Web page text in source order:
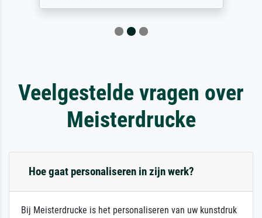
Veelgestelde vragen over
Meisterdrucke
Hoe gaat personaliseren in zijn werk?
Bij Meisterdrucke is het personaliseren van uw kunstdruk